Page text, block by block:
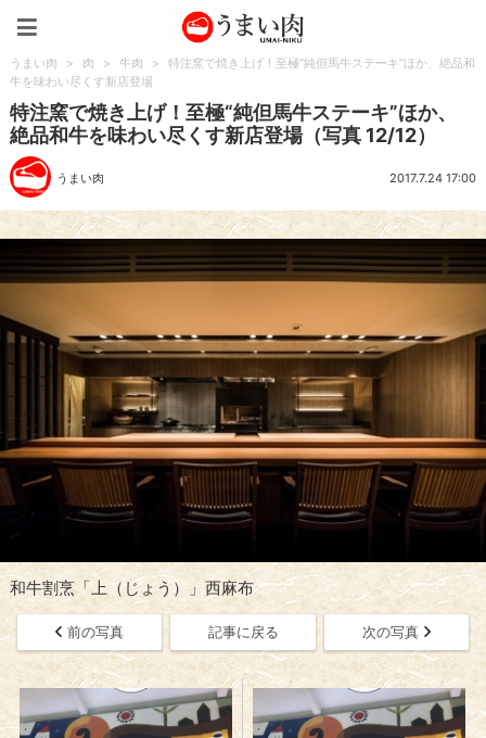
うまい肉 > 肉 > 牛肉 >
特注窯で焼き上げ！至極“純但馬牛ステーキ”ほか、絶品和
牛を味わい尽くす新店登場
特注窯で焼き上げ！至極“純但馬牛ステーキ”ほか、
絶品和牛を味わい尽くす新店登場（写真 12/12）
うまい肉 2017.7.24 17:00
和牛割烹「上（じょう）」西麻布
前の写真 記事に戻る 次の写真